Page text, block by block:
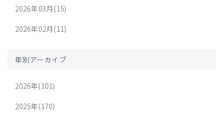
2026年03月(15)
2026年02月(11)
年別アーカイブ
2026年(101)
2025年(170)